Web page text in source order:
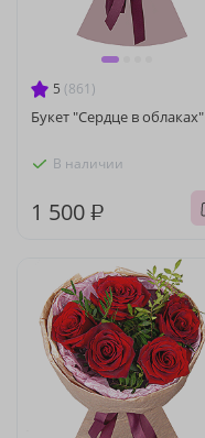
5 (861)
Букет "Сердце в облаках"
В наличии
1 500 ₽